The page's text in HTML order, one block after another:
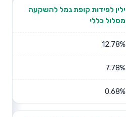
ילין לפידות קופת גמל להשקעה
מסלול כללי
12.78%
7.78%
0.68%